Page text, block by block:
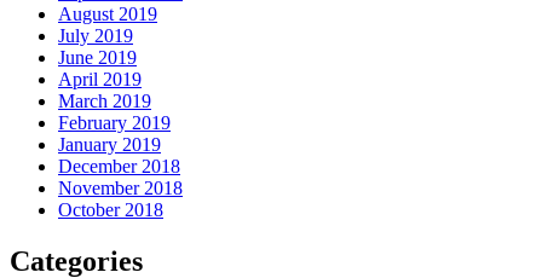
August 2019
July 2019
June 2019
April 2019
March 2019
February 2019
January 2019
December 2018
November 2018
October 2018
Categories